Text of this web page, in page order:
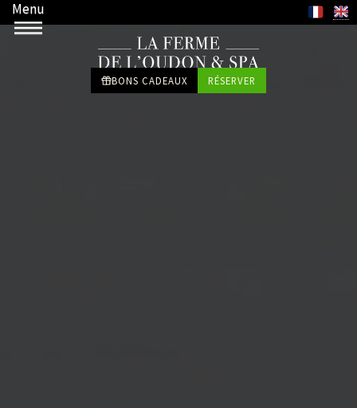
Menu
BONS CADEAUX RÉSERVER